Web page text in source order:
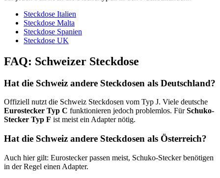
Steckdose Italien
Steckdose Malta
Steckdose Spanien
Steckdose UK
FAQ: Schweizer Steckdose
Hat die Schweiz andere Steckdosen als Deutschland?
Offiziell nutzt die Schweiz Steckdosen vom Typ J. Viele deutsche
Eurostecker Typ C funktionieren jedoch problemlos. FürSchuko-
Stecker Typ F ist meist ein Adapter nötig.
Hat die Schweiz andere Steckdosen als Österreich?
Auch hier gilt: Eurostecker passen meist, Schuko-Stecker benötigen
in der Regel einen Adapter.